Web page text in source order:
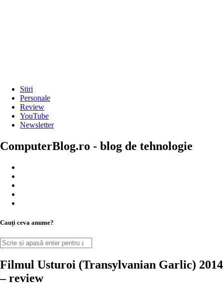
Stiri
Personale
Review
YouTube
Newsletter
ComputerBlog.ro - blog de tehnologie
Cauți ceva anume?
Filmul Usturoi (Transylvanian Garlic) 2014
– review